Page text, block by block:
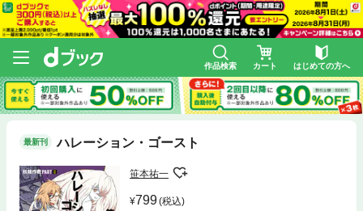
作品検索 カート はじめての方へ
最新刊 ハレーション・ゴースト
笹本祐一
799(税込)